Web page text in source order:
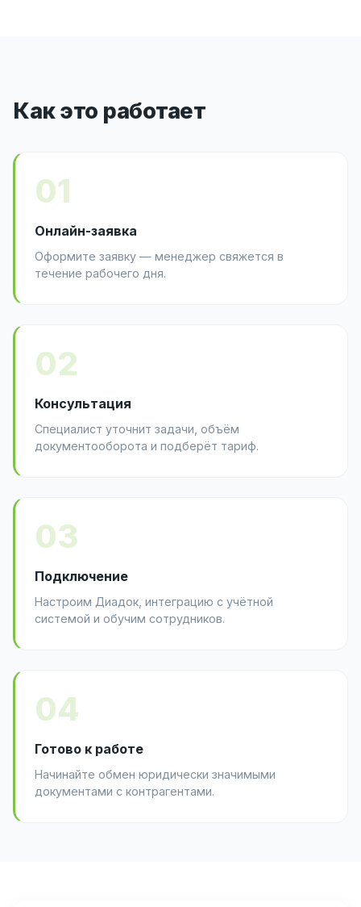
Как это работает
01
Онлайн-заявка
Оформите заявку — менеджер свяжется в
течение рабочего дня.
02
Консультация
Специалист уточнит задачи, объём
документооборота и подберёт тариф.
03
Подключение
Настроим Диадок, интеграцию с учётной
системой и обучим сотрудников.
04
Готово к работе
Начинайте обмен юридически значимыми
документами с контрагентами.